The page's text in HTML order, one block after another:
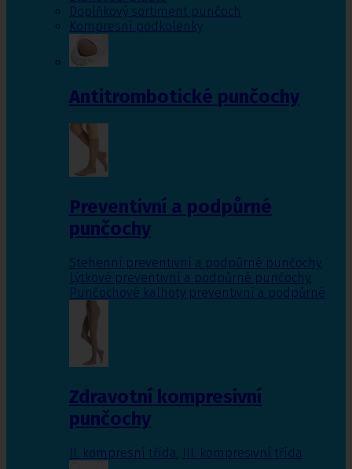
Doplňkový sortiment punčoch
Kompresní podkolenky
Antitrombotické punčochy
Preventivní a podpůrné
punčochy
Stehenní preventivní a podpůrné punčochy,
Lýtkové preventivní a podpůrné punčochy,
Punčochové kalhoty preventivní a podpůrné
Zdravotní kompresivní
punčochy
II. kompresní třída III. kompresivní třída